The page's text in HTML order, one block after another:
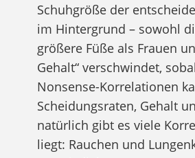
Schuhgröße der
im Hintergrund – sowohl
größere Füße als Frauen
Gehalt“ verschwindet,
Nonsense-Korrelationen
Scheidungsraten, Gehalt
natürlich gibt es viele
liegt: Rauchen und